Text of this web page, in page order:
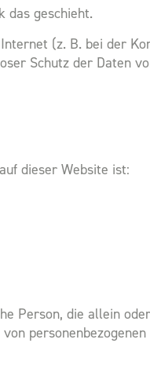
das geschieht.
(z. B. bei der
Schutz der Daten
dieser Website ist:
Person, die allein
personenbezogenen